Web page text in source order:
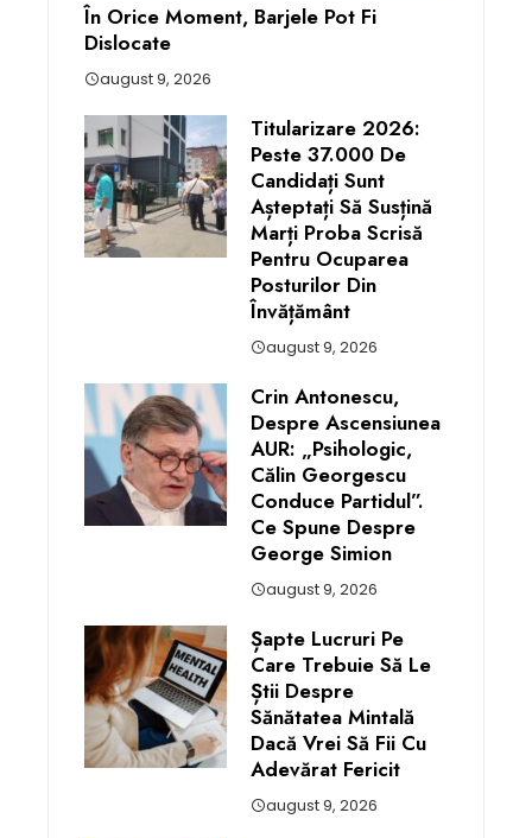
În Orice Moment, Barjele Pot Fi
Dislocate
august 9, 2026
Titularizare 2026:
Peste 37.000 De
Candidați Sunt
Așteptați Să Susțină
Marți Proba Scrisă
Pentru Ocuparea
Posturilor Din
Învățământ
august 9, 2026
Crin Antonescu,
Despre Ascensiunea
AUR: „Psihologic,
Călin Georgescu
Conduce Partidul”.
Ce Spune Despre
George Simion
august 9, 2026
Șapte Lucruri Pe
Care Trebuie Să Le
Știi Despre
Sănătatea Mintală
Dacă Vrei Să Fii Cu
Adevărat Fericit
august 9, 2026